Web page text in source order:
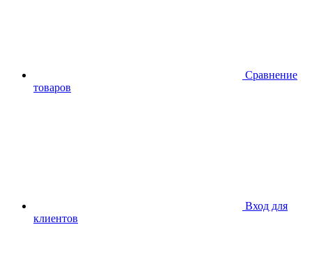
Сравнение
товаров
Вход для
клиентов